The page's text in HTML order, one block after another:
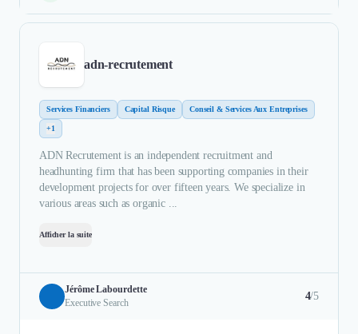
adn-recrutement
Services Financiers Capital Risque Conseil & Services Aux Entreprises
+1
ADN Recrutement is an independent recruitment and
headhunting firm that has been supporting companies in their
development projects for over fifteen years. We specialize in
various areas such as organic ...
Afficher la suite
Jérôme Labourdette
Executive Search
4/5